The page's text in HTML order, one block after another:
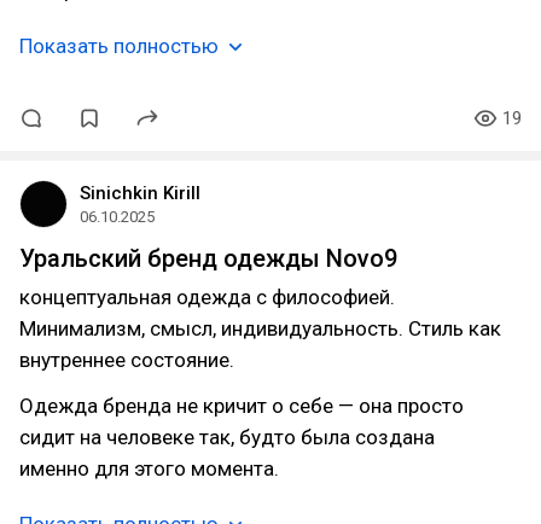
Показать полностью
19
Sinichkin Kirill
06.10.2025
Уральский бренд одежды Novo9
концептуальная одежда с философией.
Минимализм, смысл, индивидуальность. Стиль как
внутреннее состояние.
Одежда бренда не кричит о себе — она просто
сидит на человеке так, будто была создана
именно для этого момента.